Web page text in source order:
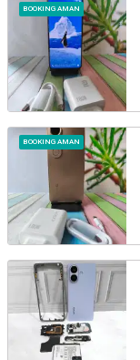
BOOKING AMAN
BOOKING AMAN